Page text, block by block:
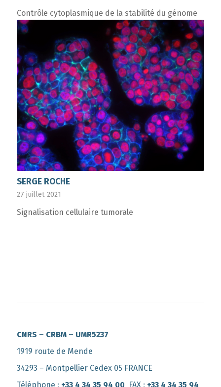
Contrôle cytoplasmique de la stabilité du génome
SERGE ROCHE
27 juillet 2021
Signalisation cellulaire tumorale
CNRS – CRBM – UMR5237
1919 route de Mende
34293 – Montpellier Cedex 05 FRANCE
Téléphone : +33 4 34 35 94 00 FAX : +33 4 34 35 94